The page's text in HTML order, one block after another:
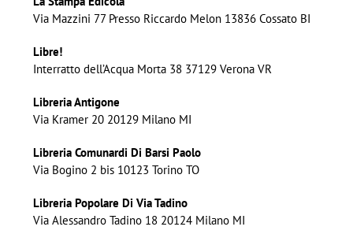
Via Mazzini 77 Presso Riccardo Melon 13836 Cossato BI
Libre!
Interratto dell’Acqua Morta 38 37129 Verona VR
Libreria Antigone
Via Kramer 20 20129 Milano MI
Libreria Comunardi Di Barsi Paolo
Via Bogino 2 bis 10123 Torino TO
Libreria Popolare Di Via Tadino
Via Alessandro Tadino 18 20124 Milano MI